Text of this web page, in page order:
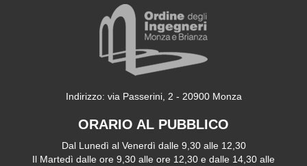
Indirizzo: via Passerini, 2 - 20900 Monza
ORARIO AL PUBBLICO
Dal Lunedì al Venerdì dalle 9,30 alle 12,30
Il Martedì dalle ore 9,30 alle ore 12,30 e dalle 14,30 alle